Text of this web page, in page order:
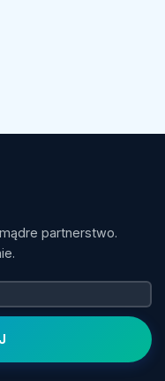
partnerstwo.